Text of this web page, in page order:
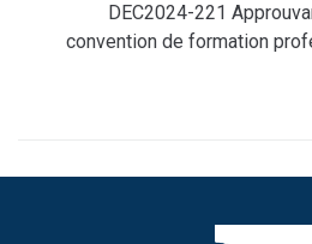
DEC2024-221
convention de formation